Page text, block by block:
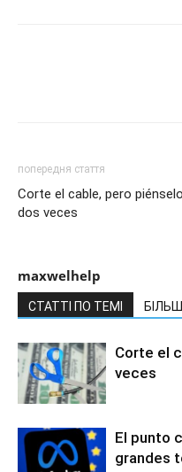
попередня стаття
Corte el cable, pero piénselo
dos veces
maxwelhelp
СТАТТІ ПО ТЕМІ
Corte el
veces
El punto
grandes